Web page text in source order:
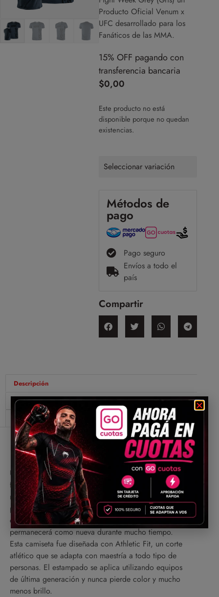
Producto Oficial Venum x
UFC desarrollado para los
Fanáticos de las MMA.
15% OFF pagando con
transferencia bancaria
$0,00
Este producto no está
disponible porque no quedan
existencias.
Seleccionar variación
Métodos de
pago
Pago seguro
Envíos a todo el
país
Compartir
Descripción
Información adicional
Valoraciones (0)
Descripción
Una pieza con un aspecto increíble y llena de
funcionalidad. Esta pieza está confeccionada con el
mejor algodón del mercado; 100% algodón de
primera calidad. Podrás utilizar en varias ocasiones
entrenamientos, salidas, salidas nocturnas, y
permanecerá como nueva durante mucho tiempo.
Esta camiseta fue diseñada con Athletic Fit, un corte
atlético que se adapta con maestría a todo tipo de
personas. El estampado se aplica utilizando equipos
de última generación y nunca pierde color y mucho
menos brillo.